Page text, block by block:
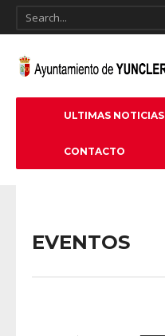
ULTIMAS NOTICIAS
CONTACTO
EVENTOS